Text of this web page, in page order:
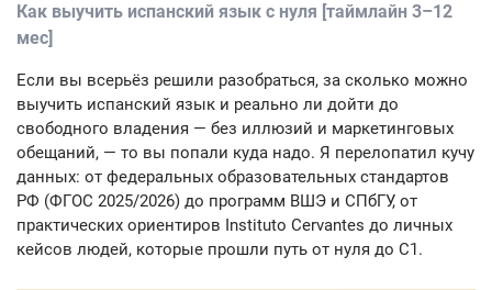
Как выучить испанский язык с нуля [таймлайн 3–12
мес]
Если вы всерьёз решили разобраться, за сколько можно
выучить испанский язык и реально ли дойти до
свободного владения — без иллюзий и маркетинговых
обещаний, — то вы попали куда надо. Я перелопатил кучу
данных: от федеральных образовательных стандартов
РФ (ФГОС 2025/2026) до программ ВШЭ и СПбГУ, от
практических ориентиров Instituto Cervantes до личных
кейсов людей, которые прошли путь от нуля до C1.